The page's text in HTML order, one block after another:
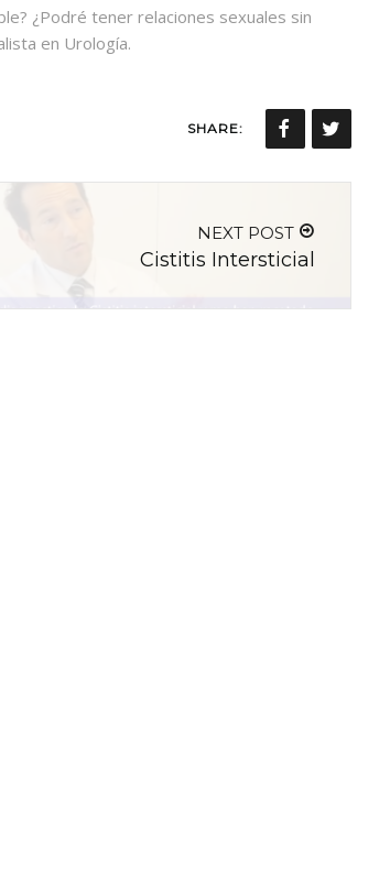
¿Podré tener relaciones sexuales sin
en Urología.
SHARE:
NEXT POST
Cistitis Intersticial